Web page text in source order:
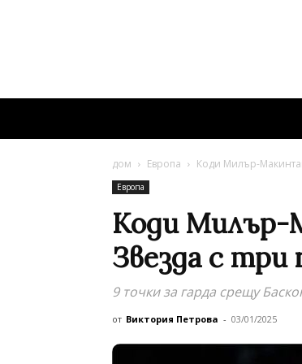
дом Европа Коди Милър-
Европа
Коди Милър-
Звезда с три
9 точки за гарда срещу
от Виктория Петрова - 03/01/2025